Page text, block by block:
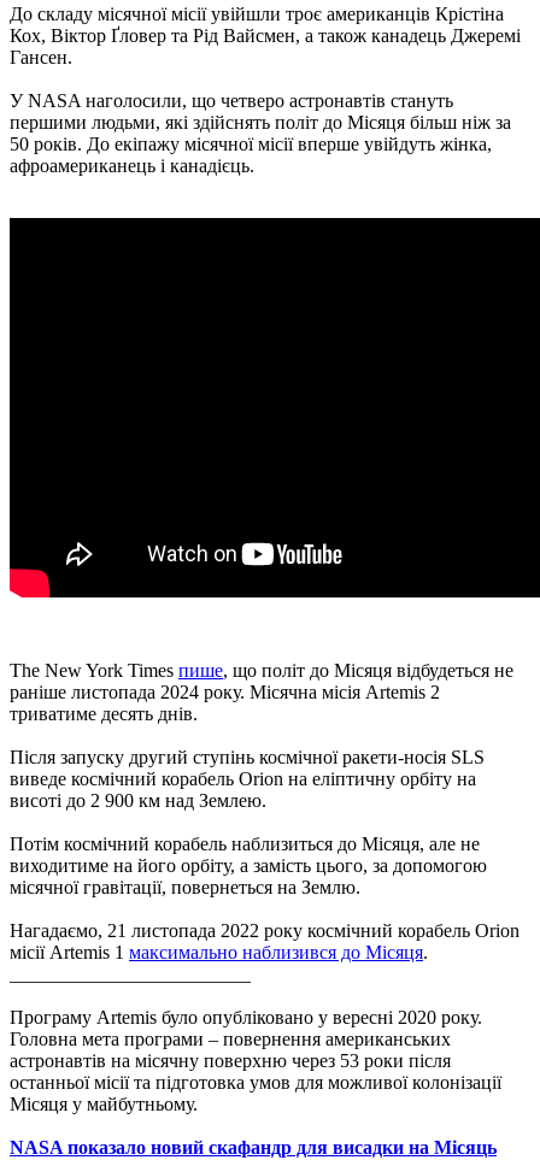
До складу місячної місії увійшли троє американців Крістіна
Кох, Віктор Ґловер та Рід Вайсмен, а також канадець Джеремі
Гансен.
У NASA наголосили, що четверо астронавтів стануть
першими людьми, які здійснять політ до Місяця більш ніж за
50 років. До екіпажу місячної місії вперше увійдуть жінка,
афроамериканець і канадієць.
The New York Times пише, що політ до Місяця відбудеться не
раніше листопада 2024 року. Місячна місія Artemis 2
триватиме десять днів.
Після запуску другий ступінь космічної ракети-носія SLS
виведе космічний корабель Orion на еліптичну орбіту на
висоті до 2 900 км над Землею.
Потім космічний корабель наблизиться до Місяця, але не
виходитиме на його орбіту, а замість цього, за допомогою
місячної гравітації, повернеться на Землю.
Нагадаємо, 21 листопада 2022 року космічний корабель Orion
місії Artemis 1 максимально наблизився до Місяця.
Програму Artemis було опубліковано у вересні 2020 року.
Головна мета програми – повернення американських
астронавтів на місячну поверхню через 53 роки після
останньої місії та підготовка умов для можливої колонізації
Місяця у майбутньому.
NASA показало новий скафандр для висадки на Місяць